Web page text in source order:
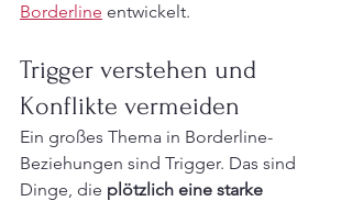
Borderline entwickelt.
Trigger verstehen und
Konflikte vermeiden
Ein großes Thema in Borderline-
Beziehungen sind Trigger. Das sind
Dinge, die plötzlich eine starke